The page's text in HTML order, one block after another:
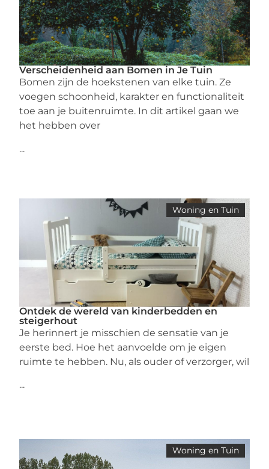
Verscheidenheid aan Bomen in Je Tuin
Bomen zijn de hoekstenen van elke tuin. Ze
voegen schoonheid, karakter en functionaliteit
toe aan je buitenruimte. In dit artikel gaan we
het hebben over
...
Woning en Tuin
Ontdek de wereld van kinderbedden en
steigerhout
Je herinnert je misschien de sensatie van je
eerste bed. Hoe het aanvoelde om je eigen
ruimte te hebben. Nu, als ouder of verzorger, wil
...
Woning en Tuin